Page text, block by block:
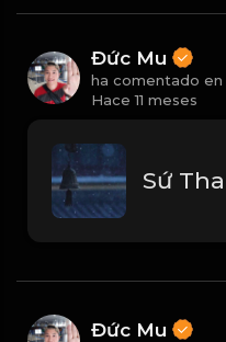
Đức Mu
ha comentado en
Hace 11 meses
Đức Mu